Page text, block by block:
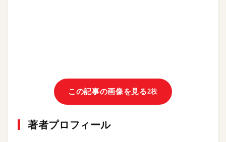
この記事の画像を見る2枚
著者プロフィール